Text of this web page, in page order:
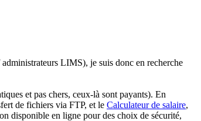
LIMS), je suis donc en recherche
et pas chers, ceux-là sont payants). En
de fichiers via FTP, et le Calculateur de salaire,
disponible en ligne pour des choix de sécurité,